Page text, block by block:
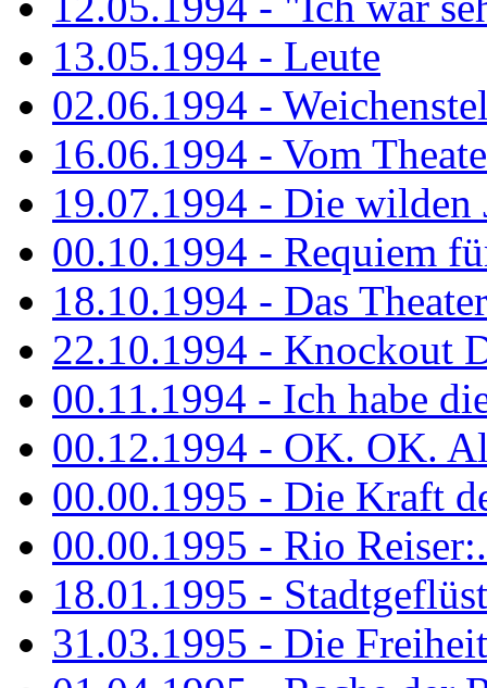
13.05.1994 - Leute
02.06.1994 -
16.06.1994 - Vom
19.07.1994 - Die wilden
00.10.1994 - Requiem
18.10.1994 - Das
22.10.1994 - Knockout
00.11.1994 - Ich habe
00.12.1994 - OK. OK.
00.00.1995 - Die Kraft
00.00.1995 - Rio
18.01.1995 -
31.03.1995 - Die